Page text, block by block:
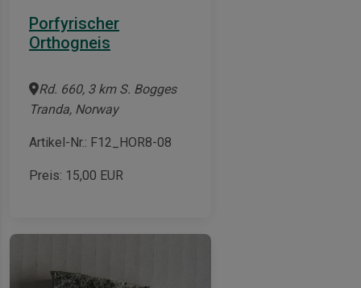
Porfyrischer
Orthogneis
Rd. 660, 3 km S. Bogges
Tranda, Norway
Artikel-Nr.: F12_HOR8-08
Preis: 15,00 EUR